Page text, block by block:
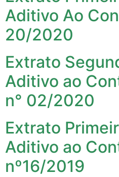
Aditivo Ao
20/2020
Extrato
Aditivo ao
n° 02/2020
Extrato
Aditivo ao
nº16/2019